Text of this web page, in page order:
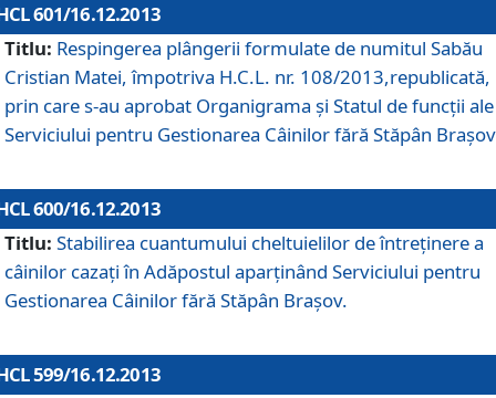
601/16.12.2013
Titlu: Respingerea plângerii formulate de numitul Sabău
Cristian Matei, împotriva H.C.L. nr. 108/2013,republicată,
prin care s-au aprobat Organigrama şi Statul de funcţii ale
Serviciului pentru Gestionarea Câinilor fără Stăpân
600/16.12.2013
Titlu: Stabilirea cuantumului cheltuielilor de întreţinere a
câinilor cazaţi în Adăpostul aparţinând Serviciului pentru
Gestionarea Câinilor fără Stăpân Braşov.
599/16.12.2013